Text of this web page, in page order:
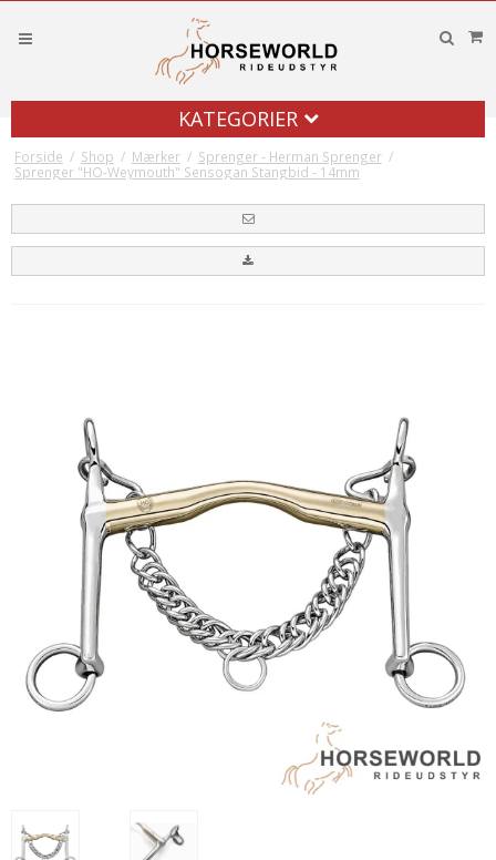
KATEGORIER
Forside / Shop / Mærker / Sprenger - Herman Sprenger /
Sprenger "HO-Weymouth" Sensogan Stangbid - 14mm